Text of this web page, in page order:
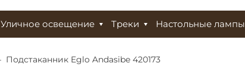
Уличное освещение Треки Настольные лампы
Подстаканник Eglo Andasibe 420173